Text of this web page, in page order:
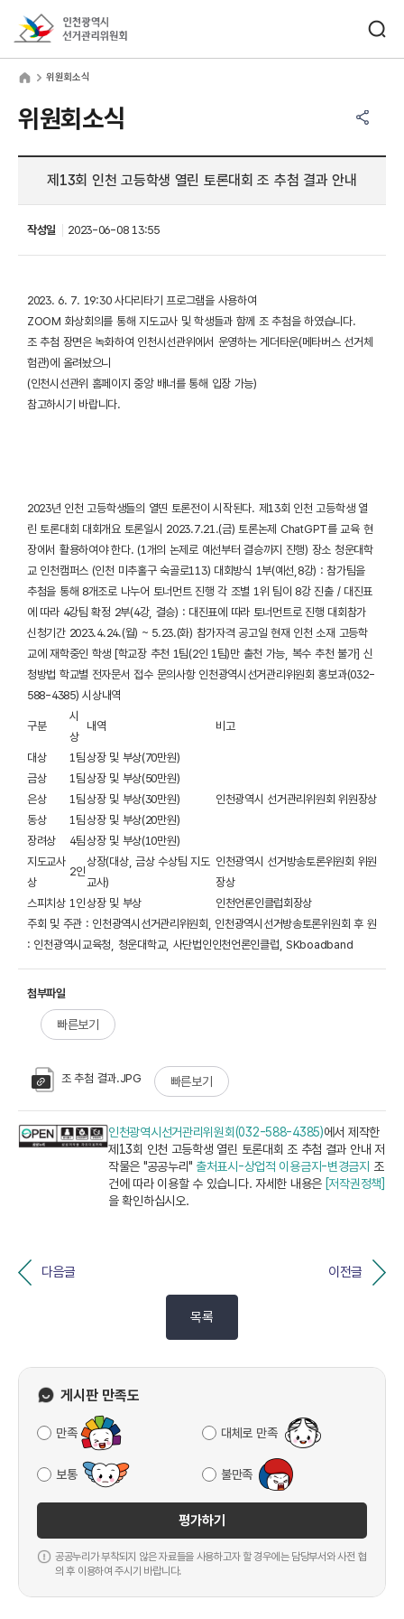
위원회소식
위원회소식
제13회 인천 고등학생 열린 토론대회 조 추첨 결과 안내
작성일 2023-06-08 13:55
2023. 6. 7. 19:30 사다리타기 프로그램을 사용하여
ZOOM 화상회의를 통해 지도교사 및 학생들과 함께 조 추첨을 하였습니다.
조 추첨 장면은 녹화하여 인천시선관위에서 운영하는 게더타운(메타버스 선거체
험관)에 올려놨으니
(인천시선관위 홈페이지 중앙 배너를 통해 입장 가능)
참고하시기 바랍니다.
2023년 인천 고등학생들의 열띤 토론전이 시작된다. 제13회 인천 고등학생 열
린 토론대회 대회개요 토론일시 2023.7.21.(금) 토론논제 ChatGPT를 교육 현
장에서 활용하여야 한다. (1개의 논제로 예선부터 결승까지 진행) 장소 청운대학
교 인천캠퍼스 (인천 미추홀구 숙골로113) 대회방식 1부(예선,8강) : 참가팀을
추첨을 통해 8개조로 나누어 토너먼트 진행 각 조별 1위 팀이 8강 진출 / 대진표
에 따라 4강팀 확정 2부(4강, 결승) : 대진표에 따라 토너먼트로 진행 대회참가
신청기간 2023.4.24.(월) ~ 5.23.(화) 참가자격 공고일 현재 인천 소재 고등학
교에 재학중인 학생 [학교장 추천 1팀(2인 1팀)만 출천 가능, 복수 추천 불가] 신
청방법 학교별 전자문서 접수 문의사항 인천광역시선거관리위원회 홍보과(032-
588-4385) 시상내역
구분
시
상
내역 비고
대상 1팀상장 및 부상(70만원)
인천광역시 선거관리위원회 위원장상
금상 1팀상장 및 부상(50만원)
은상
1팀상장 및 부상(30만원)
동상
1팀상장 및 부상(20만원)
장려상
4팀상장 및 부상(10만원)
지도교사
상
2인
상장(대상, 금상 수상팀 지도
교사)
인천광역시 선거방송토론위원회 위원
장상
스피치상 1인상장 및 부상
인천언론인클럽회장상
주회 및 주관 : 인천광역시선거관리위원회, 인천광역시선거방송토론위원회 후 원
: 인천광역시교육청, 청운대학교, 사단법인인천언론인클럽, SKboadband
첨부파일
빠른보기
조 추첨 결과.JPG 빠른보기
인천광역시선거관리위원회(032-588-4385)에서 제작한
제13회 인천 고등학생 열린 토론대회 조 추첨 결과 안내 저
작물은 "공공누리" 출처표시-상업적 이용금지-변경금지 조
건에 따라 이용할 수 있습니다. 자세한 내용은 [저작권정책]
을 확인하십시오.
다음글 이전글
목록
게시판 만족도
만족 대체로 만족
보통 불만족
평가하기
공공누리가 부착되지 않은 자료들을 사용하고자 할 경우에는 담당부서와 사전 협
의 후 이용하여 주시기 바랍니다.